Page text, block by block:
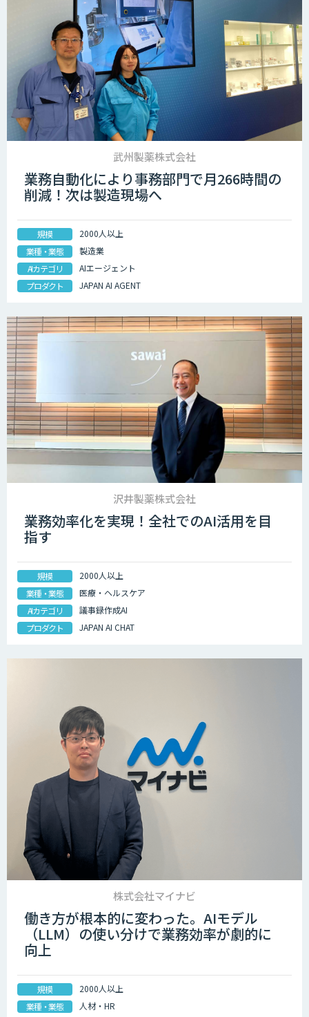
武州製薬株式会社
業務自動化により事務部門で月266時間の
削減！次は製造現場へ
規模
2000人以上
業種・業態
製造業
AIカテゴリ
AIエージェント
プロダクト
JAPAN AI AGENT
沢井製薬株式会社
業務効率化を実現！全社でのAI活用を目
指す
規模
2000人以上
業種・業態
医療・ヘルスケア
AIカテゴリ
議事録作成AI
プロダクト
JAPAN AI CHAT
株式会社マイナビ
働き方が根本的に変わった。AIモデル
（LLM）の使い分けで業務効率が劇的に
向上
規模
2000人以上
業種・業態
人材・HR